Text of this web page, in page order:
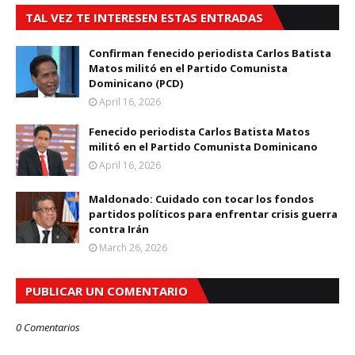
TAL VEZ TE INTERESEN ESTAS ENTRADAS
Confirman fenecido periodista Carlos Batista
Matos militó en el Partido Comunista
Dominicano (PCD)
April 16, 2026
Fenecido periodista Carlos Batista Matos
militó en el Partido Comunista Dominicano
April 16, 2026
Maldonado: Cuidado con tocar los fondos
partidos políticos para enfrentar crisis guerra
contra Irán
March 26, 2026
PUBLICAR UN COMENTARIO
0 Comentarios